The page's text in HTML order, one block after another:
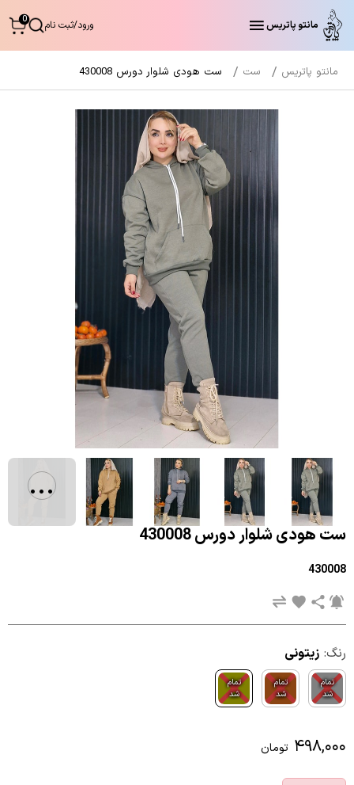
مانتو پاتریس ورود/ثبت نام 0
مانتو پاتریس ست ست هودی شلوار دورس 430008
ست هودی شلوار دورس 430008
430008
رنگ: زیتونی
تمام
شد
تمام
شد
تمام
شد
۴۹۸,۰۰۰ تومان
...